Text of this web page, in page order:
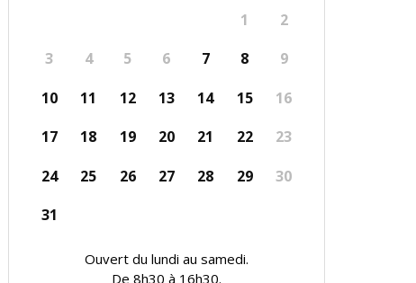
1
2
3
4 5 6 7 8
9
10
11 12 13 14 15
16
17
18 19 20 21 22
23
24
25 26 27 28 29
30
31
Ouvert du lundi au samedi.
De 8h30 à 16h30.